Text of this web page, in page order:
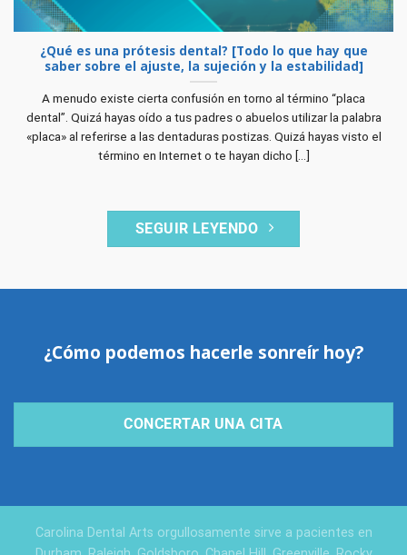
¿Qué es una prótesis dental? [Todo lo que hay que
saber sobre el ajuste, la sujeción y la estabilidad]
A menudo existe cierta confusión en torno al término “placa
dental”. Quizá hayas oído a tus padres o abuelos utilizar la palabra
«placa» al referirse a las dentaduras postizas. Quizá hayas visto el
término en Internet o te hayan dicho [...]
SEGUIR LEYENDO
¿Cómo podemos hacerle sonreír hoy?
CONCERTAR UNA CITA
Carolina Dental Arts orgullosamente sirve a pacientes en